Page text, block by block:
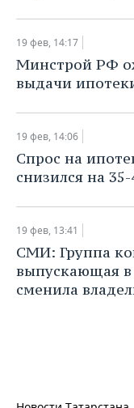
19 фев, 14:17
Минстрой РФ
выдачи
19 фев, 14:06
Спрос на
снизился на 35-
19 фев, 13:41
СМИ: Группа
выпускающая в
сменила